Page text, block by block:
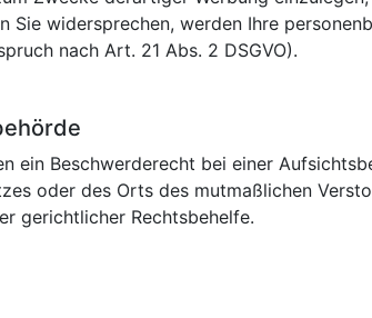
widersprechen, werden Ihre
nach Art. 21 Abs. 2 DSGVO).
ein Beschwerderecht bei einer
oder des Orts des mutmaßlichen
gerichtlicher Rechtsbehelfe.